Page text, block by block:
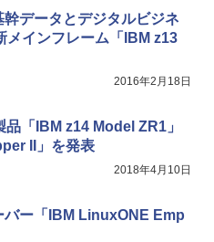
幹データとデジタルビジネ
メインフレーム「IBM z13
2016年2月18日
「IBM z14 Model ZR1」
II」を発表
2018年4月10日
バー「IBM LinuxONE Emp